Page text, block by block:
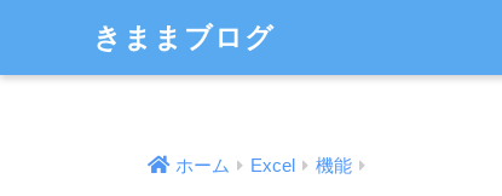
きままブログ
ホーム Excel 機能